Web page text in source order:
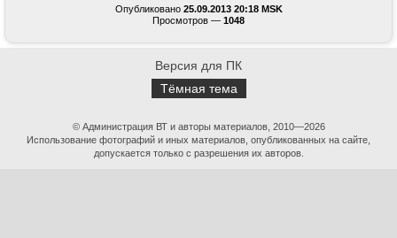
Опубликовано 25.09.2013 20:18 MSK
Просмотров — 1048
Версия для ПК
Тёмная тема
© Администрация ВТ и авторы материалов, 2010—2026
Использование фотографий и иных материалов, опубликованных на сайте,
допускается только с разрешения их авторов.